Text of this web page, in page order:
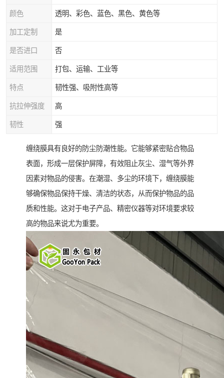
颜色 透明、彩色、蓝色、黑色、黄色等
加工定制 是
是否进口 否
适用范围 打包、运输、工业等
特点 韧性强、吸附性高等
抗拉伸强度 高
韧性 强
缠绕膜具有良好的防尘防潮性能。它能够紧密贴合物品
表面，形成一层保护屏障，有效阻止灰尘、湿气等外界
因素对物品的侵害。在潮湿、多尘的环境下，缠绕膜能
够确保物品保持干燥、清洁的状态，从而保护物品的品
质和性能。这对于电子产品、精密仪器等对环境要求较
高的物品来说尤为重要。